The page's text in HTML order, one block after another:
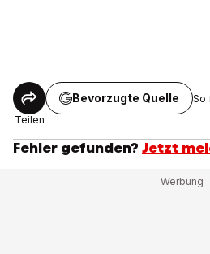
Teilen
Bevorzugte Quelle So
Fehler gefunden? Jetzt